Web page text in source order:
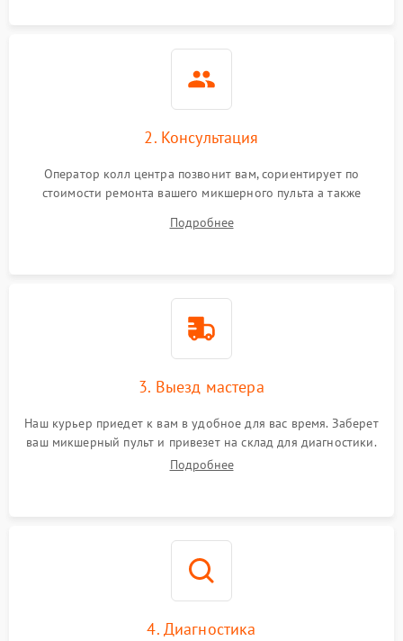
2. Консультация
Оператор колл центра позвонит вам, сориентирует по
стоимости ремонта вашего микшерного пульта а также
Подробнее
3. Выезд мастера
Наш курьер приедет к вам в удобное для вас время. Заберет
ваш микшерный пульт и привезет на склад для диагностики.
Подробнее
4. Диагностика